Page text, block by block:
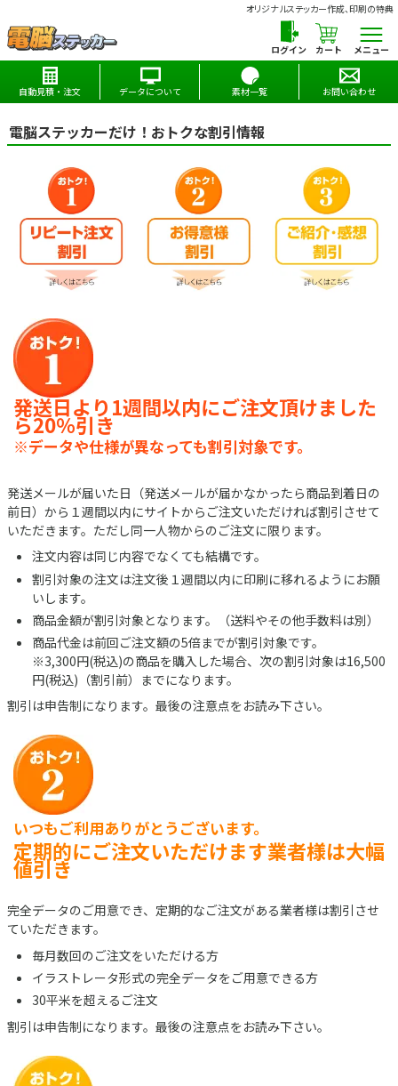
オリジナルステッカー作成、印刷の特典
カート メニュー
自動見積・注文 データについて 素材一覧 お問い合わせ
電脳ステッカーだけ！おトクな割引情報
発送日より1週間以内にご注文頂けました
ら20％引き
※データや仕様が異なっても割引対象です。
発送メールが届いた日（発送メールが届かなかったら商品到着日の
前日）から１週間以内にサイトからご注文いただければ割引させて
いただきます。ただし同一人物からのご注文に限ります。
注文内容は同じ内容でなくても結構です。
割引対象の注文は注文後１週間以内に印刷に移れるようにお願
いします。
商品金額が割引対象となります。（送料やその他手数料は別）
商品代金は前回ご注文額の5倍までが割引対象です。
※3,300円(税込)の商品を購入した場合、次の割引対象は16,500
円(税込)（割引前）までになります。
割引は申告制になります。最後の注意点をお読み下さい。
いつもご利用ありがとうございます。
定期的にご注文いただけます業者様は大幅
値引き
完全データのご用意でき、定期的なご注文がある業者様は割引させ
ていただきます。
毎月数回のご注文をいただける方
イラストレータ形式の完全データをご用意できる方
30平米を超えるご注文
割引は申告制になります。最後の注意点をお読み下さい。